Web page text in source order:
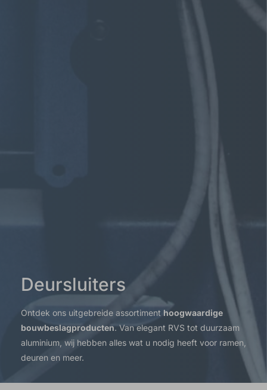
Deursluiters
Ontdek ons uitgebreide assortiment hoogwaardige
bouwbeslagproducten. Van elegant RVS tot duurzaam
aluminium, wij hebben alles wat u nodig heeft voor ramen,
deuren en meer.